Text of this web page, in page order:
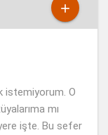

istemiyorum. O
mı
işte. Bu sefer